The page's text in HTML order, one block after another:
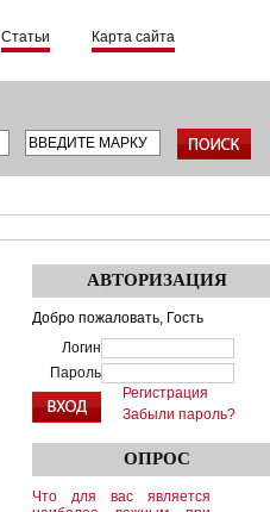
Статьи Карта сайта
АВТОРИЗАЦИЯ
Добро пожаловать, Гость
Логин
Пароль
Регистрация
Забыли пароль?
ОПРОС
Что для вас является